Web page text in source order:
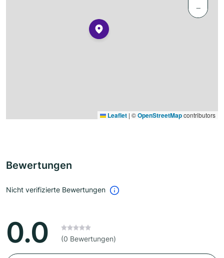
−
Leaflet | ©OpenStreetMapcontributors
Bewertungen
Nicht verifizierte Bewertungen
0.0 (0 Bewertungen)